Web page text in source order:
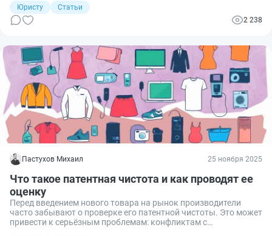
регламентирует служебные произведения и разграничивает
право сотрудника и организации на него, какие документы
оформить с работником, чтобы избежать судебных споров.
Юристу
Статьи
2 238
Пастухов Михаил 25 ноября 2025
Что такое патентная чистота и как проводят ее
оценку
Перед введением нового товара на рынок производители
часто забывают о проверке его патентной чистоты. Это может
привести к серьёзным проблемам: конфликтам с